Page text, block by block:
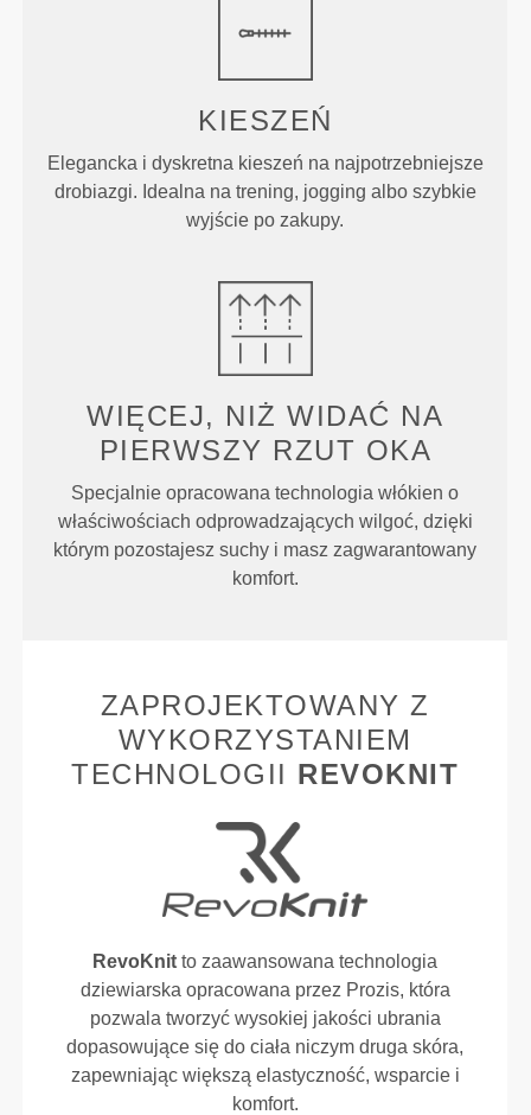
KIESZEŃ
Elegancka i dyskretna kieszeń na najpotrzebniejsze
drobiazgi. Idealna na trening, jogging albo szybkie
wyjście po zakupy.
WIĘCEJ, NIŻ WIDAĆ NA
PIERWSZY RZUT OKA
Specjalnie opracowana technologia włókien o
właściwościach odprowadzających wilgoć, dzięki
którym pozostajesz suchy i masz zagwarantowany
komfort.
ZAPROJEKTOWANY Z
WYKORZYSTANIEM
TECHNOLOGII REVOKNIT
RevoKnit to zaawansowana technologia
dziewiarska opracowana przez Prozis, która
pozwala tworzyć wysokiej jakości ubrania
dopasowujące się do ciała niczym druga skóra,
zapewniając większą elastyczność, wsparcie i
komfort.